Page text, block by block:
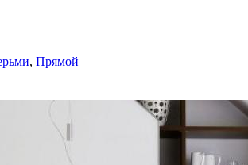
, Прямой